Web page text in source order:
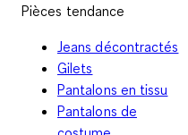
Pièces tendance
Jeans décontractés
Gilets
Pantalons en tissu
Pantalons de